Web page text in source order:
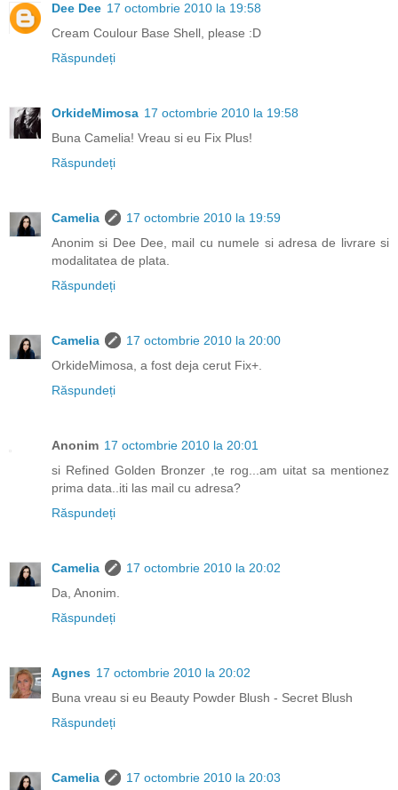
Dee Dee 17 octombrie 2010 la 19:58
Cream Coulour Base Shell, please :D
Răspundeți
OrkideMimosa 17 octombrie 2010 la 19:58
Buna Camelia! Vreau si eu Fix Plus!
Răspundeți
Camelia
17 octombrie 2010 la 19:59
Anonim si Dee Dee, mail cu numele si adresa de livrare si
modalitatea de plata.
Răspundeți
Camelia
17 octombrie 2010 la 20:00
OrkideMimosa, a fost deja cerut Fix+.
Răspundeți
Anonim 17 octombrie 2010 la 20:01
si Refined Golden Bronzer ,te rog...am uitat sa mentionez
prima data..iti las mail cu adresa?
Răspundeți
Camelia
17 octombrie 2010 la 20:02
Da, Anonim.
Răspundeți
Agnes 17 octombrie 2010 la 20:02
Buna vreau si eu Beauty Powder Blush - Secret Blush
Răspundeți
Camelia 17 octombrie 2010 la 20:03